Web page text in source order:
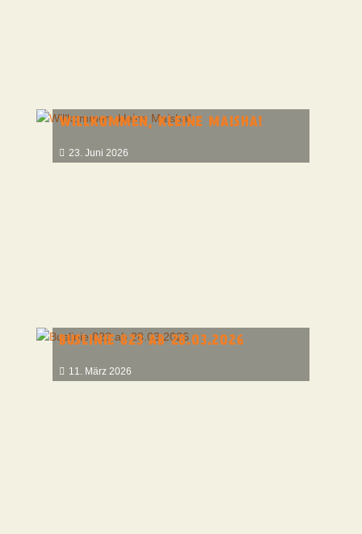
WILLKOMMEN, KLEINE MAISHA!
23. Juni 2026
BUSLINIE 823 AB 28.03.2026
11. März 2026